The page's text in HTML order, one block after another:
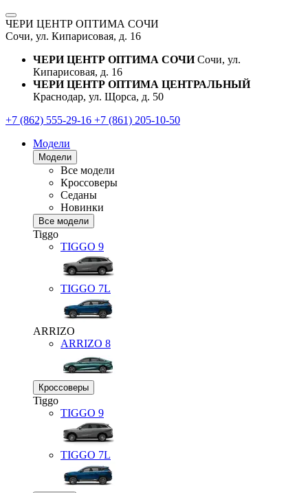
ЧЕРИ ЦЕНТР ОПТИМА СОЧИ
Сочи, ул. Кипарисовая, д. 16
ЧЕРИ ЦЕНТР ОПТИМА СОЧИ Сочи, ул.
Кипарисовая, д. 16
ЧЕРИ ЦЕНТР ОПТИМА ЦЕНТРАЛЬНЫЙ
Краснодар, ул. Щорса, д. 50
+7 (862) 555-29-16 +7 (861) 205-10-50
Модели
Модели
Все модели
Кроссоверы
Седаны
Новинки
Все модели
Tiggo
TIGGO 9
TIGGO 7L
ARRIZO
ARRIZO 8
Кроссоверы
Tiggo
TIGGO 9
TIGGO 7L